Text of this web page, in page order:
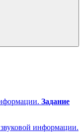
Задание
информации.